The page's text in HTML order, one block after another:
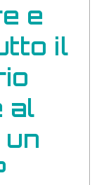
e
il
al
un